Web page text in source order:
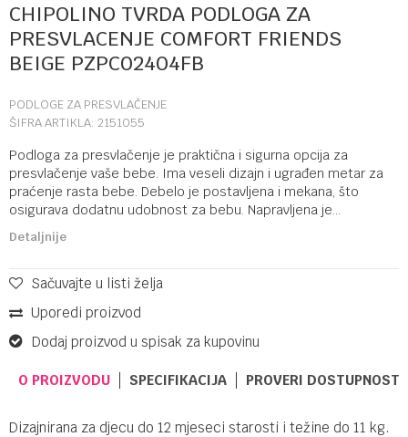
CHIPOLINO TVRDA PODLOGA ZA
PRESVLACENJE COMFORT FRIENDS
BEIGE PZPC02404FB
PODLOGE ZA PRESVLAČENJE
ŠIFRA ARTIKLA: 2151055
Podloga za presvlačenje je praktična i sigurna opcija za
presvlačenje vaše bebe. Ima veseli dizajn i ugrađen metar za
praćenje rasta bebe. Debelo je postavljena i mekana, što
osigurava dodatnu udobnost za bebu. Napravljena je...
Detaljnije
Sačuvajte u listi želja
Uporedi proizvod
Dodaj proizvod u spisak za kupovinu
O PROIZVODU SPECIFIKACIJA PROVERI DOSTUPNOST
Dizajnirana za djecu do 12 mjeseci starosti i težine do 11 kg.